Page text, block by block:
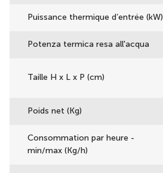
Puissance thermique d’entrée (kW)
Potenza termica resa all'acqua
Taille H x L x P (cm)
Poids net (Kg)
Consommation par heure -
min/max (Kg/h)